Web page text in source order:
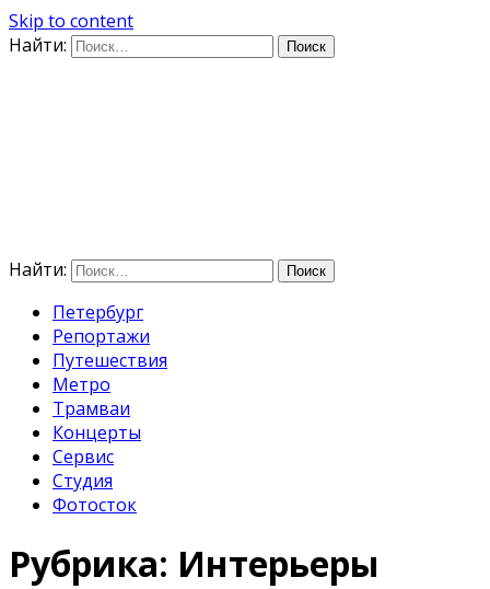
Skip to content
Найти:
Найти:
Петербург
Репортажи
Путешествия
Метро
Трамваи
Концерты
Сервис
Студия
Фотосток
Рубрика: Интерьеры